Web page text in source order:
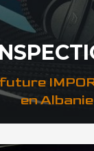
en Albanie